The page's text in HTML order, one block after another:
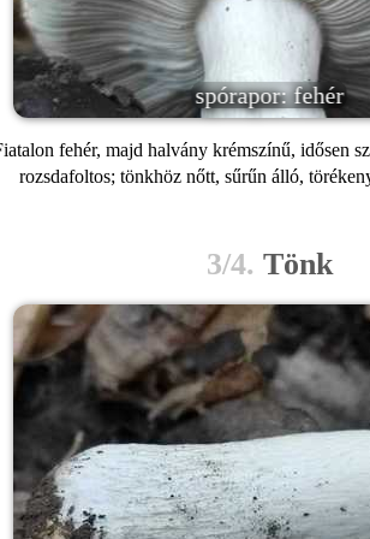
fehér, majd halvány krémszínű, idősen
rozsdafoltos; tönkhöz nőtt, sűrűn álló,
spórapor: fehér
3/4. Tönk